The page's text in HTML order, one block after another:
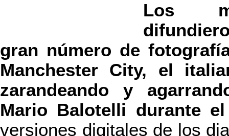
Los
gran número de
Manchester City, el
zarandeando y
Mario Balotelli durante
versiones digitales de los